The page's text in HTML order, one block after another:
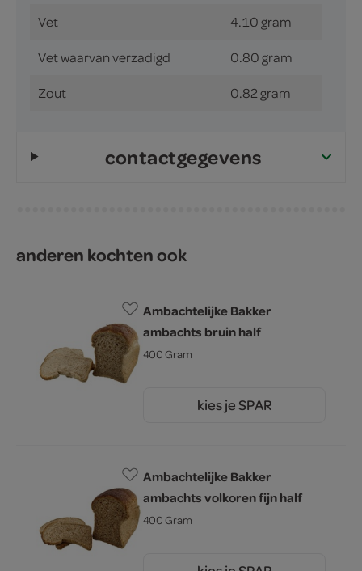
Vet 4.10 gram
Vet waarvan verzadigd 0.80 gram
Zout 0.82 gram
contactgegevens
anderen kochten ook
Ambachtelijke Bakker
ambachts bruin half
400 Gram
kies je SPAR
Ambachtelijke Bakker
ambachts volkoren fijn half
400 Gram